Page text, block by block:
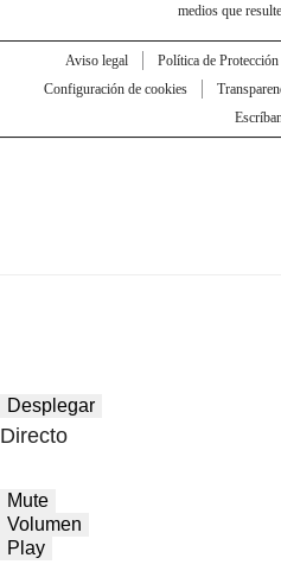
medios que
Aviso legal Política de
Configuración de cookies
Desplegar
Directo
Mute
Volumen
Play